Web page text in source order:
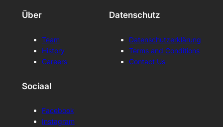
Über
Team
History
Careers
Datenschutz
Datenschutzerklärung
Terms and Conditions
Contact Us
Sociaal
Facebook
Instagram